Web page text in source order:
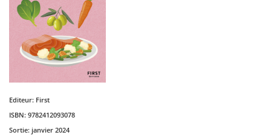
Editeur: First
ISBN: 9782412093078
Sortie: janvier 2024